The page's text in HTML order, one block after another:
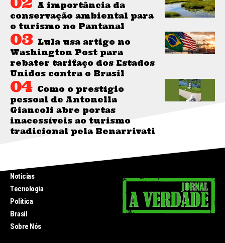
A importância da
conservação ambiental para
o turismo no Pantanal
Lula usa artigo no
Washington Post para
rebater tarifaço dos Estados
Unidos contra o Brasil
Como o prestígio
pessoal de Antonella
Giancoli abre portas
inacessíveis ao turismo
tradicional pela Benarrivati
Noticias
Tecnologia
Politica
Brasil
Sobre Nós